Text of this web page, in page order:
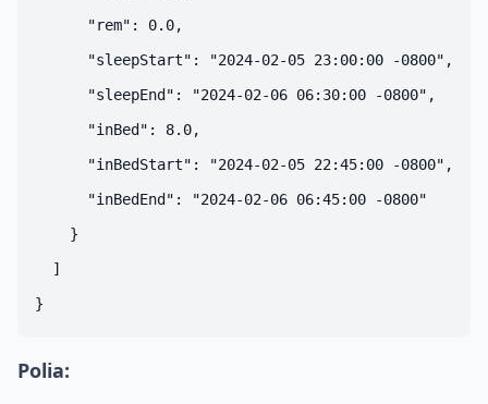
      "rem": 0.0,
      "sleepStart": "2024-02-05 23:00:00 -0800",
      "sleepEnd": "2024-02-06 06:30:00 -0800",
      "inBed": 8.0,
      "inBedStart": "2024-02-05 22:45:00 -0800",
      "inBedEnd": "2024-02-06 06:45:00 -0800"
    }
  ]
Polia: